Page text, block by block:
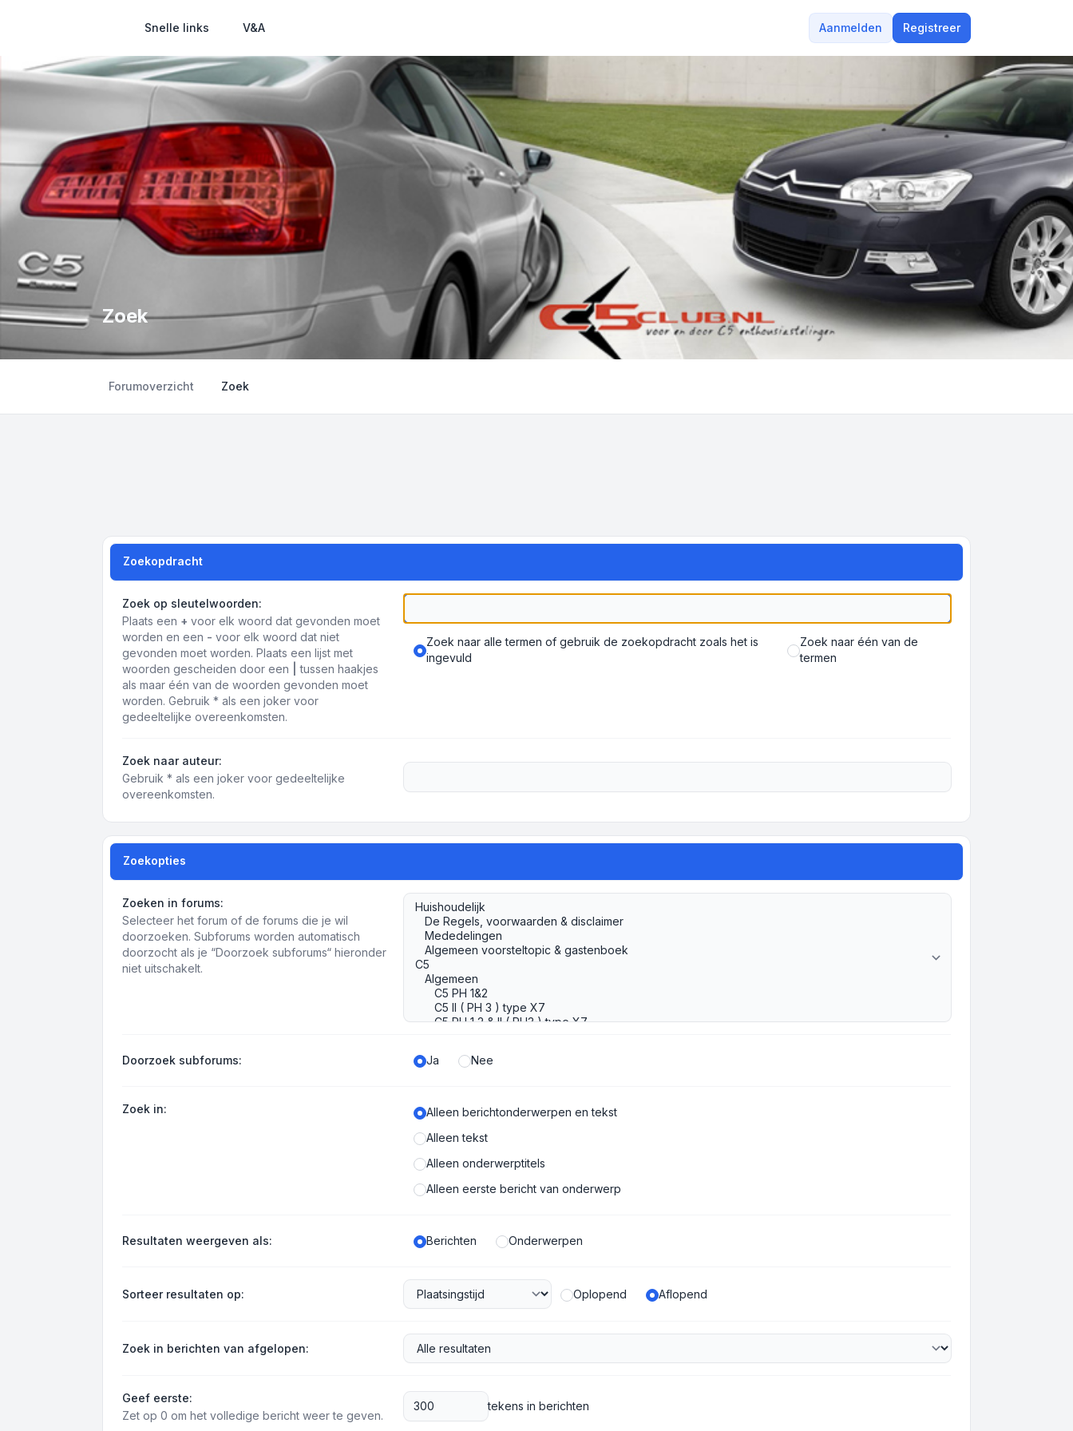
Snelle links V&A Aanmelden Registreer
Zoek
Forumoverzicht Zoek
Zoekopdracht
Zoek op sleutelwoorden:
Plaats een + voor elk woord dat gevonden moet
worden en een - voor elk woord dat niet
gevonden moet worden. Plaats een lijst met
woorden gescheiden door een
tussen haakjes
als maar één van de woorden gevonden moet
worden. Gebruik * als een joker voor
gedeeltelijke overeenkomsten.
Zoek naar alle termen of gebruik de zoekopdracht zoals het is
ingevuld
Zoek naar één van de
termen
Zoek naar auteur:
Gebruik * als een joker voor gedeeltelijke
overeenkomsten.
Zoekopties
Zoeken in forums:
Selecteer het forum of de forums die je wil
doorzoeken. Subforums worden automatisch
doorzocht als je “Doorzoek subforums“ hieronder
niet uitschakelt.
Doorzoek subforums: Ja Nee
Zoek in:
Alleen berichtonderwerpen en tekst
Alleen tekst
Alleen onderwerptitels
Alleen eerste bericht van onderwerp
Resultaten weergeven als: Berichten Onderwerpen
Sorteer resultaten op: Oplopend Aflopend
Zoek in berichten van afgelopen:
Geef eerste:
Zet op 0 om het volledige bericht weer te geven.
tekens in berichten